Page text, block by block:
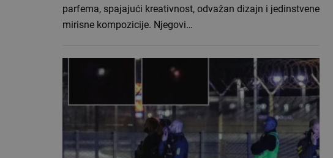
parfema, spajajući kreativnost, odvažan dizajn i jedinstvene
mirisne kompozicije. Njegovi…